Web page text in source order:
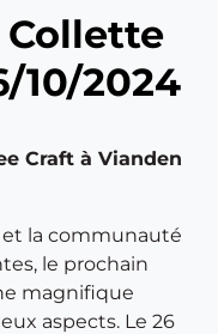
Collette
10/2024
Craft à Vianden
la communauté
le prochain
magnifique
aspects. Le 26